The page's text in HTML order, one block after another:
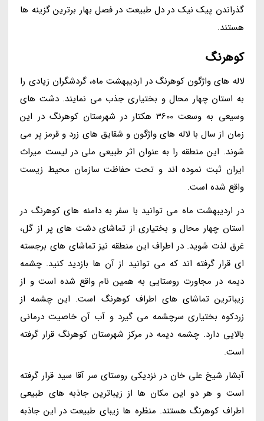
گذراندن پیک نیک در دل طبیعت در فصل بهار برترین گزینه ها
هستند.
کوهرنگ
لاله های واژگون کوهرنگ در اردیبهشت ماه، گردشگران زیادی را
به استان چهار محال و بختیاری جذب می نمایند. دشت های
وسیعی به وسعت 3600 هکتار در شهرستان کوهرنگ در این
زمان از سال با لاله های واژگون و شقایق های زرد و قرمز پر می
شوند. این منطقه را به عنوان اثر طبیعی ملی در لیست میراث
ایران ثبت نموده اند و تحت حفاظت سازمان محیط زیست
واقع شده است.
در اردیبهشت ماه می توانید با سفر به دامنه های کوهرنگ در
استان چهار محال و بختیاری از تماشای دشت های پر از گل،
غرق لذت شوید. در اطراف این منطقه نیز تماشای های برجسته
ای قرار گرفته اند که می توانید از آن ها بازدید کنید. چشمه
دیمه در مجاورت روستایی به همین نام واقع شده است و از
زیباترین تماشای های اطراف کوهرنگ است. این چشمه از
زردکوه بختیاری سرچشمه می گیرد و آب آن خاصیت درمانی
بالایی دارد. چشمه دیمه در مرکز شهرستان کوهرنگ قرار گرفته
است.
آبشار شیخ علی خان در نزدیکی روستای سر آقا سید قرار گرفته
است و هر دو این مکان ها از زیباترین جاذبه های طبیعی
اطراف کوهرنگ هستند. منظره ها زیبای طبیعت در این جاذبه